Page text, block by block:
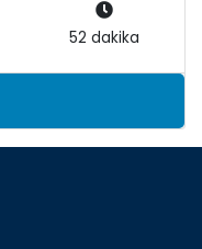
52 dakika